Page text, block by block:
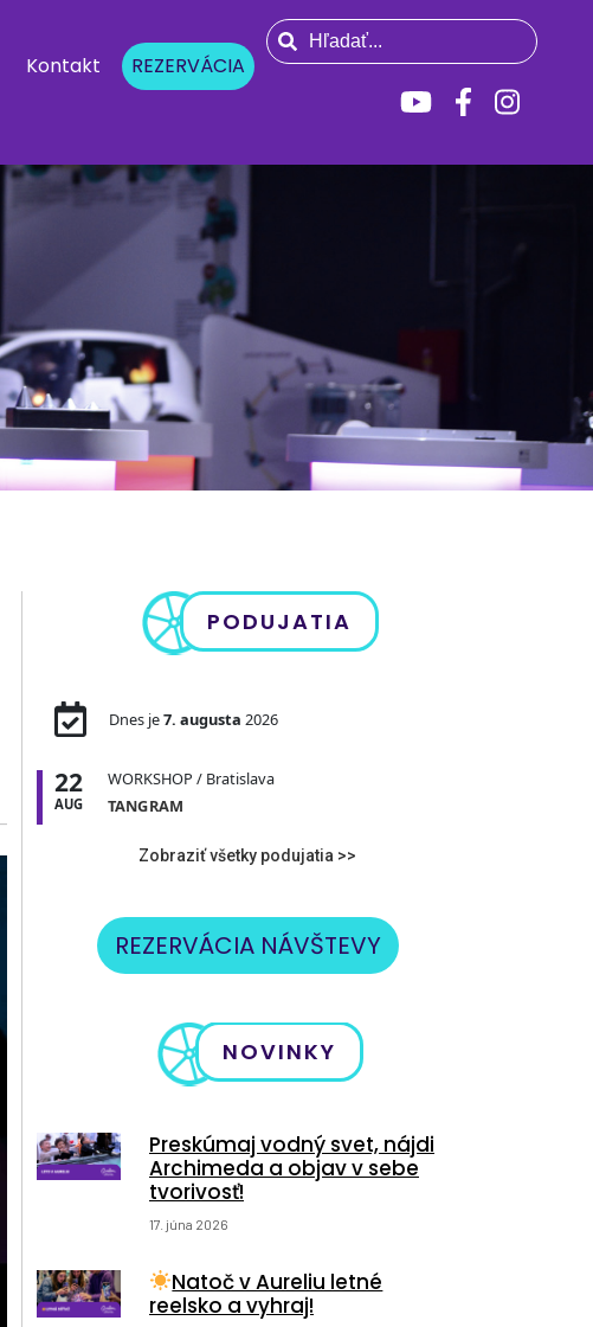
Kontakt REZERVÁCIA
PODUJATIA
Dnes je7. augusta 2026
22
AUG
WORKSHOP / Bratislava
TANGRAM
Zobraziť všetky podujatia >>
REZERVÁCIA NÁVŠTEVY
NOVINKY
Preskúmaj vodný svet, nájdi
Archimeda a objav v sebe
tvorivosť!
17. júna 2026
Natoč v Aureliu letné
reelsko a vyhraj!